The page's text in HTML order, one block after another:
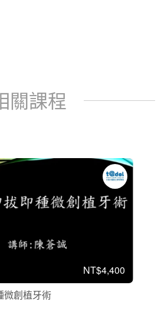
關課程
NT$4,400
微創植牙術